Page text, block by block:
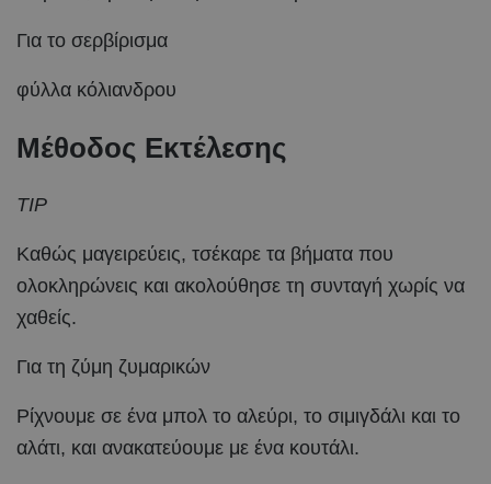
Για το σερβίρισμα
φύλλα κόλιανδρου
Μέθοδος Εκτέλεσης
TIP
Καθώς μαγειρεύεις, τσέκαρε τα βήματα που
ολοκληρώνεις και ακολούθησε τη συνταγή χωρίς να
χαθείς.
Για τη ζύμη ζυμαρικών
Ρίχνουμε σε ένα μπολ το αλεύρι, το σιμιγδάλι και το
αλάτι, και ανακατεύουμε με ένα κουτάλι.